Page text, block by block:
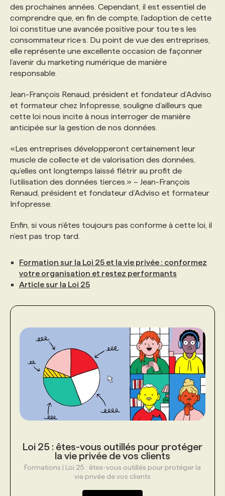
des prochaines années. Cependant, il est essentiel de
comprendre que, en fin de compte, l’adoption de cette
loi constitue une avancée positive pour tou·te·s les
consommateur·rice·s. Du point de vue des entreprises,
elle représente une excellente occasion de façonner
l’avenir du marketing numérique de manière
responsable.
Jean-François Renaud, président et fondateur d’Adviso
et formateur chez Infopresse, souligne d’ailleurs que
cette loi nous incite à nous interroger de manière
anticipée sur la gestion de nos données.
«Les entreprises développeront certainement leur
muscle de collecte et de valorisation des données,
qu’elles ont longtemps laissé flétrir au profit de
l’utilisation des données tierces.» – Jean-François
Renaud, président et fondateur d’Adviso et formateur
Infopresse.
Enfin, si vous n’êtes toujours pas conforme à cette loi, il
n’est pas trop tard.
Formation sur la Loi 25 et la vie privée : conformez
votre organisation et restez performants
Article sur la Loi 25
Loi 25 : êtes-vous outillés pour protéger
la vie privée de vos clients
Formations | Loi 25 : êtes-vous outillés pour protéger la
vie privée de vos clients